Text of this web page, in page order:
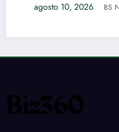
agosto 10, 2026 BS NOTÍCIAS